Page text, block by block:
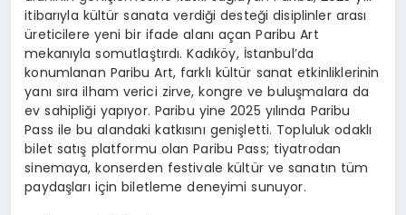
itibarıyla kültür sanata verdiği desteği disiplinler arası
üreticilere yeni bir ifade alanı açan Paribu Art
mekanıyla somutlaştırdı. Kadıköy, İstanbul’da
konumlanan Paribu Art, farklı kültür sanat etkinliklerinin
yanı sıra ilham verici zirve, kongre ve buluşmalara da
ev sahipliği yapıyor. Paribu yine 2025 yılında Paribu
Pass ile bu alandaki katkısını genişletti. Topluluk odaklı
bilet satış platformu olan Paribu Pass; tiyatrodan
sinemaya, konserden festivale kültür ve sanatın tüm
paydaşları için biletleme deneyimi sunuyor.